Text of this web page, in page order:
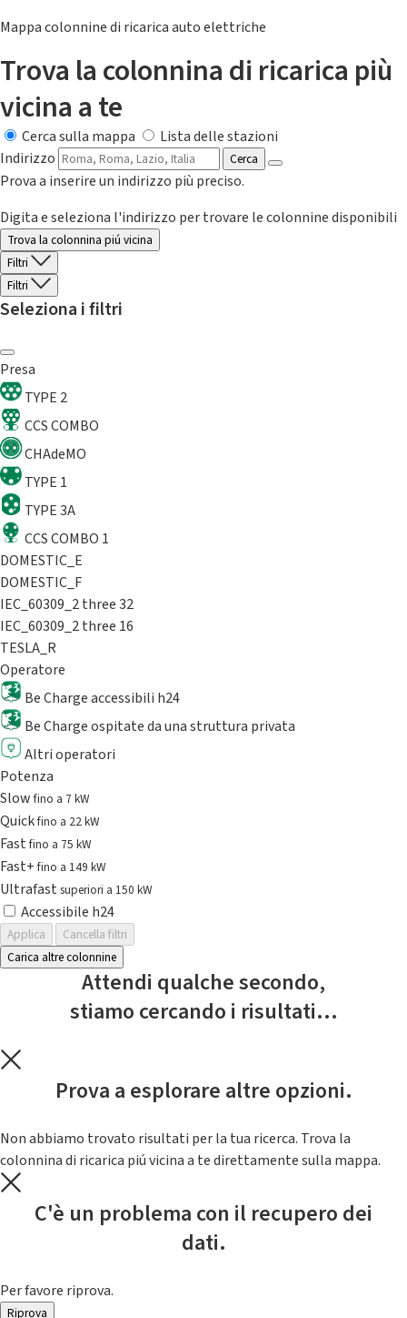
Mappa colonnine di ricarica auto elettriche
Trova la colonnina di ricarica più
vicina a te
Cerca sulla mappa
Lista delle stazioni
Indirizzo
Cerca
Prova a inserire un indirizzo più preciso.
Digita e seleziona l'indirizzo per trovare le colonnine disponibili
Trova la colonnina piú vicina
Filtri
Filtri
Seleziona i filtri
Presa
TYPE 2
CCS COMBO
CHAdeMO
TYPE 1
TYPE 3A
CCS COMBO 1
DOMESTIC_E
DOMESTIC_F
IEC_60309_2 three 32
IEC_60309_2 three 16
TESLA_R
Operatore
Be Charge accessibili h24
Be Charge ospitate da una struttura privata
Altri operatori
Potenza
Slowfino a 7 kW
Quickfino a 22 kW
Fastfino a 75 kW
Fast+fino a 149 kW
Ultrafast superiori a 150 kW
Accessibile h24
Applica
Cancella filtri
Carica altre colonnine
Attendi qualche secondo,
stiamo cercando i risultati...
Prova a esplorare altre opzioni.
Non abbiamo trovato risultati per la tua ricerca. Trova la
colonnina di ricarica piú vicina a te direttamente sulla mappa.
C'è un problema con il recupero dei
dati.
Per favore riprova.
Riprova